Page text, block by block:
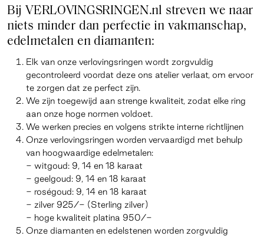
Bij VERLOVINGSRINGEN.nl streven we naar
niets minder dan perfectie in vakmanschap,
edelmetalen en diamanten:
Elk van onze verlovingsringen wordt zorgvuldig
gecontroleerd voordat deze ons atelier verlaat, om ervoor
te zorgen dat ze perfect zijn.
We zijn toegewijd aan strenge kwaliteit, zodat elke ring
aan onze hoge normen voldoet.
We werken precies en volgens strikte interne richtlijnen
Onze verlovingsringen worden vervaardigd met behulp
van hoogwaardige edelmetalen:
- witgoud: 9, 14 en 18 karaat
- geelgoud: 9, 14 en 18 karaat
- roségoud: 9, 14 en 18 karaat
- zilver 925/- (Sterling zilver)
- hoge kwaliteit platina 950/-
Onze diamanten en edelstenen worden zorgvuldig